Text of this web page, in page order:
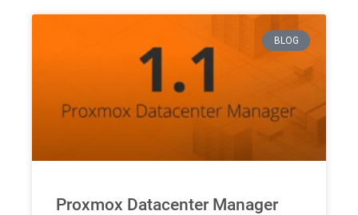
BLOG
Proxmox Datacenter Manager